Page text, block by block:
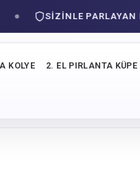
SIZINLE PARLAYAN
KOLYE 2. EL PIRLANTA KÜPE